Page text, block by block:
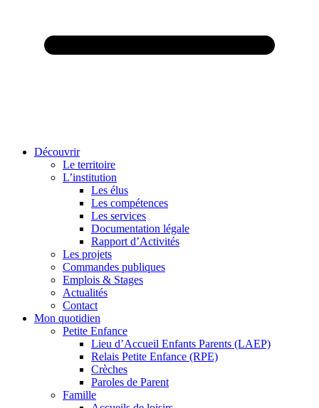
Découvrir
Le territoire
L’institution
Les élus
Les compétences
Les services
Documentation légale
Rapport d’Activités
Les projets
Commandes publiques
Emplois & Stages
Actualités
Contact
Mon quotidien
Petite Enfance
Lieu d’Accueil Enfants Parents (LAEP)
Relais Petite Enfance (RPE)
Crèches
Paroles de Parent
Famille